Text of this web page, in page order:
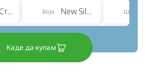
Статичен Боја New Silver – ARC 1035
Каде да купам